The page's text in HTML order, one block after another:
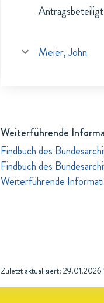
Antragsbeteiligt
Meier, John
Weiterführende
Findbuch des
Findbuch des
Weiterführende
Zuletzt aktualisiert: 29.01.2026